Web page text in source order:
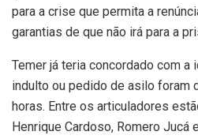
para a crise que permita a
garantias de que não irá para a
Temer já teria concordado com a
indulto ou pedido de asilo foram
horas. Entre os articuladores
Henrique Cardoso, Romero Jucá